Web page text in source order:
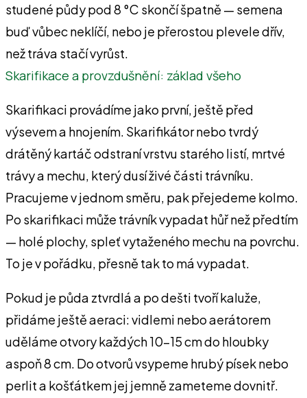
studené půdy pod 8 °C skončí špatně — semena
buď vůbec neklíčí, nebo je přerostou plevele dřív,
než tráva stačí vyrůst.
Skarifikace a provzdušnění: základ všeho
Skarifikaci provádíme jako první, ještě před
výsevem a hnojením. Skarifikátor nebo tvrdý
drátěný kartáč odstraní vrstvu starého listí, mrtvé
trávy a mechu, který dusí živé části trávníku.
Pracujeme v jednom směru, pak přejedeme kolmo.
Po skarifikaci může trávník vypadat hůř než předtím
— holé plochy, spleť vytaženého mechu na povrchu.
To je v pořádku, přesně tak to má vypadat.
Pokud je půda ztvrdlá a po dešti tvoří kaluže,
přidáme ještě aeraci: vidlemi nebo aerátorem
uděláme otvory každých 10–15 cm do hloubky
aspoň 8 cm. Do otvorů vsypeme hrubý písek nebo
perlit a košťátkem jej jemně zameteme dovnitř.